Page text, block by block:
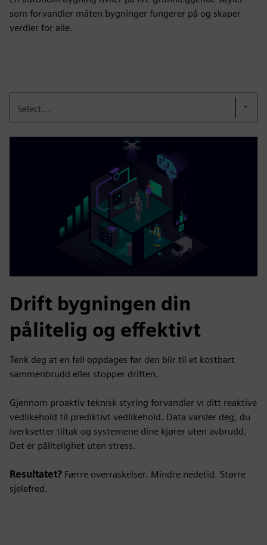
som forvandler måten bygninger fungerer på og skaper
verdier for alle.
Select...
Drift bygningen din
pålitelig og effektivt
Tenk deg at en feil oppdages før den blir til et kostbart
sammenbrudd eller stopper driften.
Gjennom proaktiv teknisk styring forvandler vi ditt reaktive
vedlikehold til prediktivt vedlikehold. Data varsler deg, du
iverksetter tiltak og systemene dine kjører uten avbrudd.
Det er pålitelighet uten stress.
Resultatet? Færre overraskelser. Mindre nedetid. Større
sjelefred.